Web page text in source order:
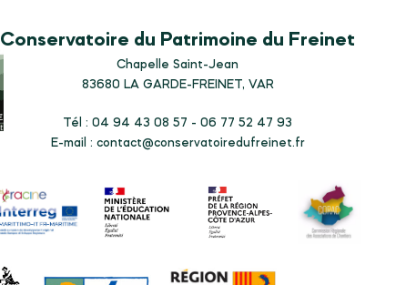
Conservatoire du Patrimoine du Freinet
Chapelle Saint-Jean
83680 LA GARDE-FREINET, VAR
Tél : 04 94 43 08 57 - 06 77 52 47 93
E-mail : contact@conservatoiredufreinet.fr